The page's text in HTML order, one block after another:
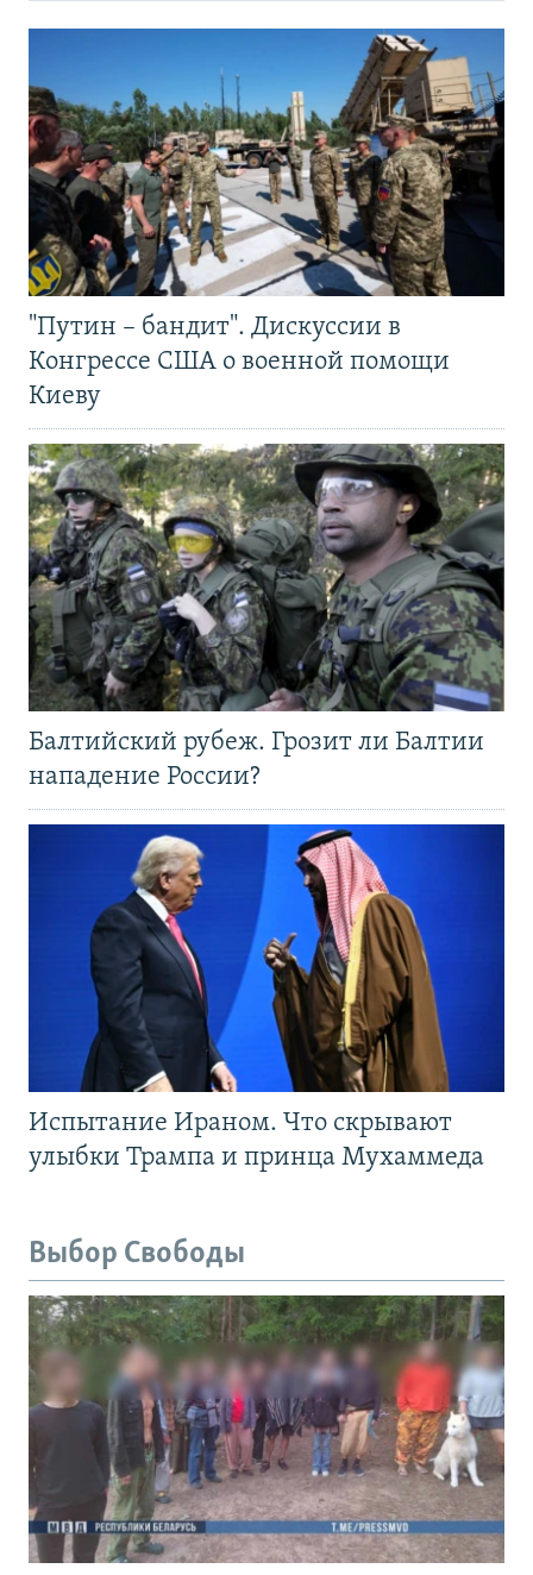
"Путин – бандит". Дискуссии в
Конгрессе США о военной помощи
Киеву
Балтийский рубеж. Грозит ли Балтии
нападение России?
Испытание Ираном. Что скрывают
улыбки Трампа и принца Мухаммеда
Выбор Свободы